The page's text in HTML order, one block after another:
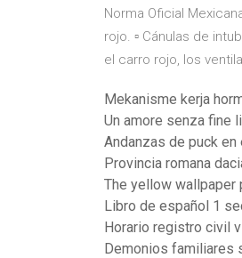
Norma Oficial
rojo. ▫ Cánulas de
el carro rojo, los
Mekanisme kerja
Un amore senza fine
Andanzas de puck
Provincia romana
The yellow
Libro de español 1
Horario registro civil
Demonios familiares